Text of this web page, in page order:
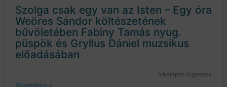
Szolga csak egy van az Isten – Egy óra
Weöres Sándor költészetének
bűvöletében Fabiny Tamás nyug.
püspök és Gryllus Dániel muzsikus
előadásában
a belépés ingyenes
Bővebben »